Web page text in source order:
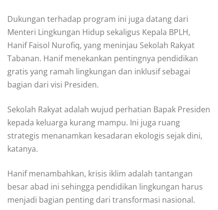
Dukungan terhadap program ini juga datang dari
Menteri Lingkungan Hidup sekaligus Kepala BPLH,
Hanif Faisol Nurofiq, yang meninjau Sekolah Rakyat
Tabanan. Hanif menekankan pentingnya pendidikan
gratis yang ramah lingkungan dan inklusif sebagai
bagian dari visi Presiden.
Sekolah Rakyat adalah wujud perhatian Bapak Presiden
kepada keluarga kurang mampu. Ini juga ruang
strategis menanamkan kesadaran ekologis sejak dini,
katanya.
Hanif menambahkan, krisis iklim adalah tantangan
besar abad ini sehingga pendidikan lingkungan harus
menjadi bagian penting dari transformasi nasional.